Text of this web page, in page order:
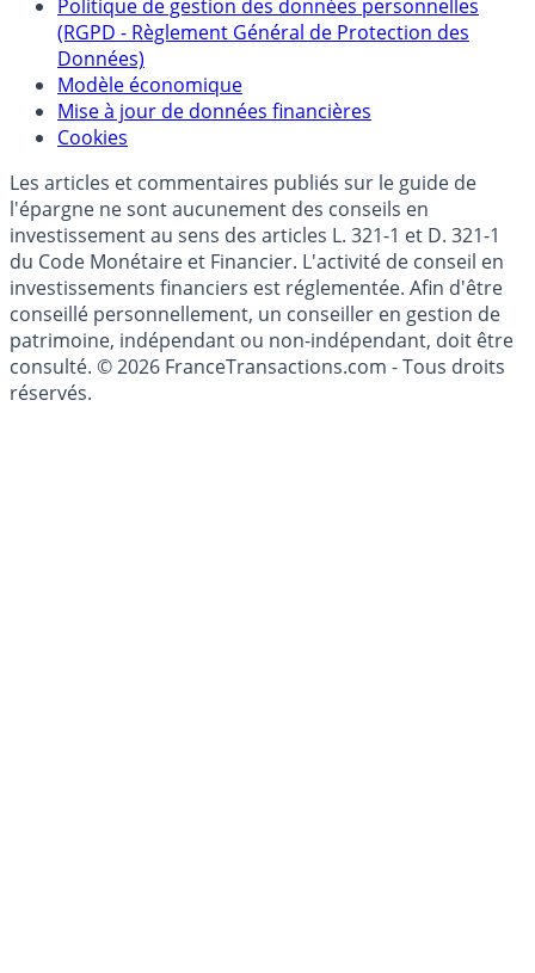
Collecte avis internautes
Politique de gestion des données personnelles
(RGPD - Règlement Général de Protection des
Données)
Modèle économique
Cookies
Les articles et commentaires publiés sur le guide de
l'épargne ne sont aucunement des conseils en
investissement au sens des articles L. 321-1 et D. 321-1
du Code Monétaire et Financier. L'activité de conseil en
investissements financiers est réglementée. Afin d'être
conseillé personnellement, un conseiller en gestion de
patrimoine, indépendant ou non-indépendant, doit être